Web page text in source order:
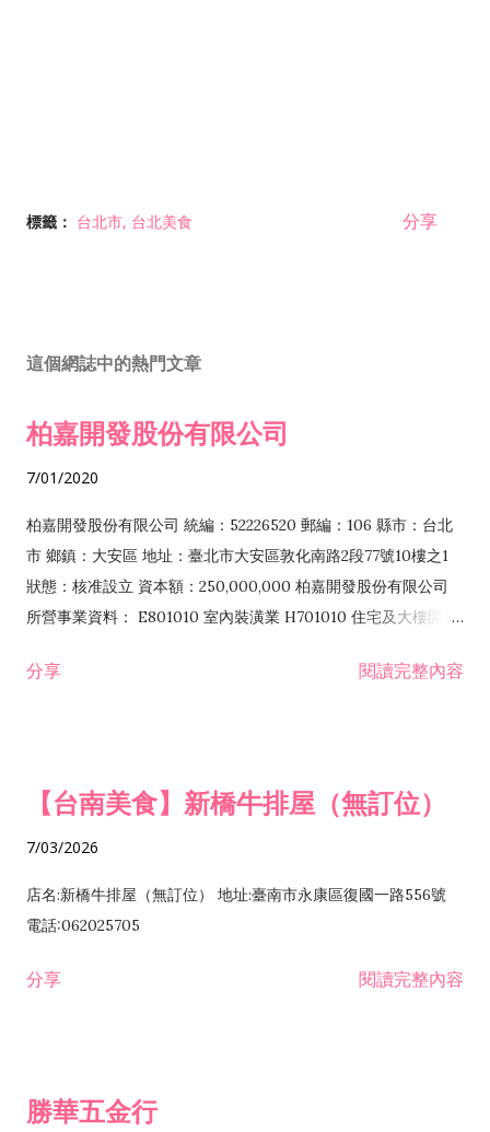
標籤： 台北市 台北美食 分享
這個網誌中的熱門文章
柏嘉開發股份有限公司
7/01/2020
柏嘉開發股份有限公司 統編：52226520 郵編：106 縣市：台北
市 鄉鎮：大安區 地址：臺北市大安區敦化南路2段77號10樓之1
狀態：核准設立 資本額：250,000,000 柏嘉開發股份有限公司
所營事業資料： E801010 室內裝潢業 H701010 住宅及大樓開發
發業 H703090 不動產買賣業 H703100 不動產租賃業 I503010
分享 閱讀完整內容
【台南美食】新橋牛排屋（無訂位）
7/03/2026
店名:新橋牛排屋（無訂位） 地址:臺南市永康區復國一路556號
電話:062025705
分享 閱讀完整內容
勝華五金行